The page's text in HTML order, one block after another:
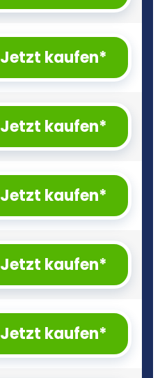
Jetzt kaufen*
Jetzt kaufen*
Jetzt kaufen*
Jetzt kaufen*
Jetzt kaufen*